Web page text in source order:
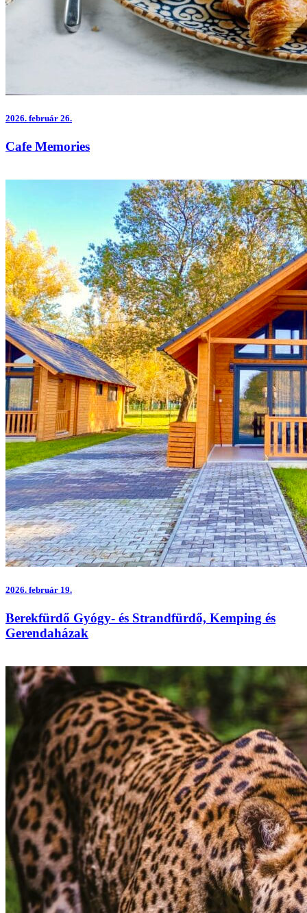
2026. február 26.
Cafe Memories
2026. február 19.
Berekfürdő Gyógy- és Strandfürdő, Kemping és
Gerendaházak